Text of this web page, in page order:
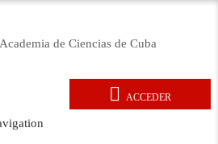
contenido
Academia de Ciencias de Cuba
ACCEDER